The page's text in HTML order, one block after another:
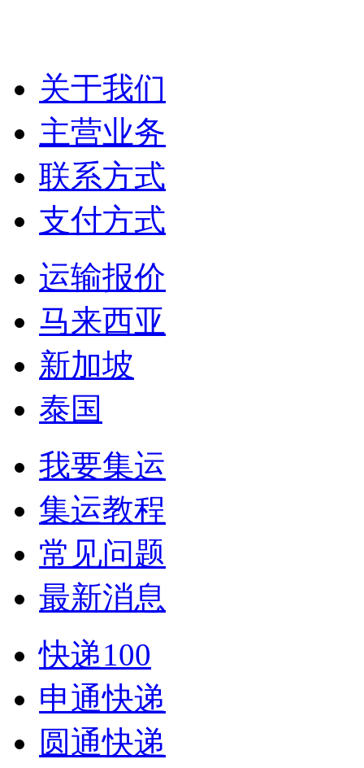
关于我们
主营业务
联系方式
支付方式
运输报价
马来西亚
新加坡
泰国
我要集运
集运教程
常见问题
最新消息
快递100
申通快递
圆通快递